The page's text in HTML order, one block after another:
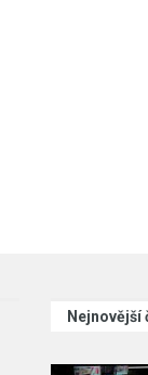
Nejnovější